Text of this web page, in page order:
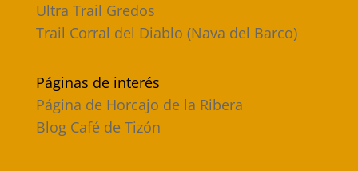
Ultra Trail Gredos
Trail Corral del Diablo (Nava del Barco)
Páginas de interés
Página de Horcajo de la Ribera
Blog Café de Tizón